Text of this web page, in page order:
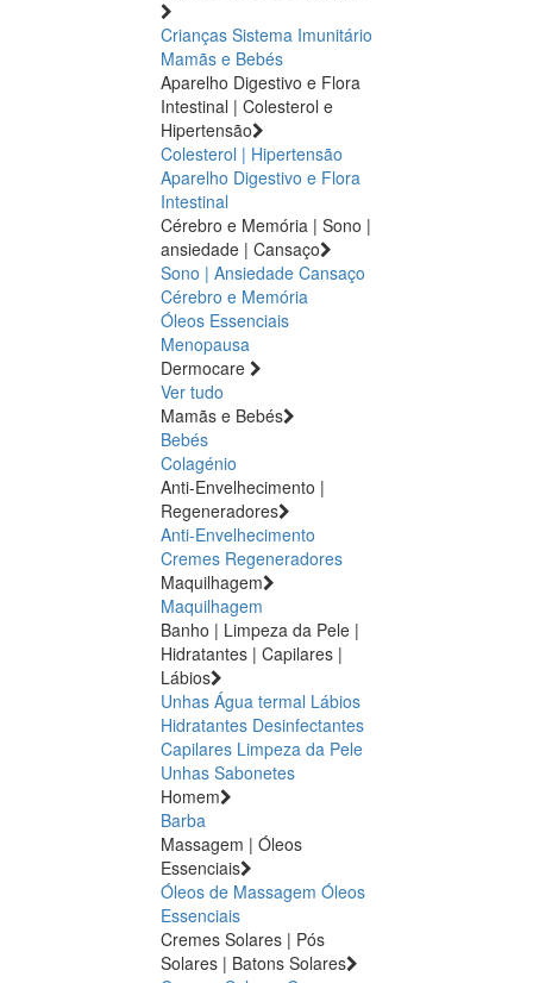
Crianças Sistema Imunitário
Mamãs e Bebés
Aparelho Digestivo e Flora
Intestinal | Colesterol e
Hipertensão
Colesterol | Hipertensão
Aparelho Digestivo e Flora
Intestinal
Cérebro e Memória | Sono |
ansiedade | Cansaço
Sono | Ansiedade Cansaço
Cérebro e Memória
Óleos Essenciais
Menopausa
Dermocare
Ver tudo
Mamãs e Bebés
Bebés
Colagénio
Anti-Envelhecimento |
Regeneradores
Anti-Envelhecimento
Cremes Regeneradores
Maquilhagem
Maquilhagem
Banho | Limpeza da Pele |
Hidratantes | Capilares |
Lábios
Unhas Água termal Lábios
Hidratantes Desinfectantes
Capilares Limpeza da Pele
Unhas Sabonetes
Homem
Barba
Massagem | Óleos
Essenciais
Óleos de Massagem Óleos
Essenciais
Cremes Solares | Pós
Solares | Batons Solares